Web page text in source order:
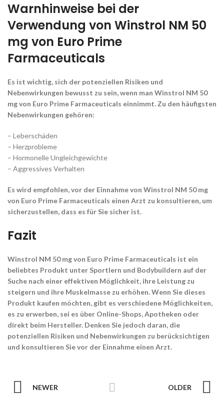
Warnhinweise bei der
Verwendung von Winstrol NM 50
mg von Euro Prime
Farmaceuticals
Es ist wichtig, sich der potenziellen Risiken und
Nebenwirkungen bewusst zu sein, wenn man Winstrol NM 50
mg von Euro Prime Farmaceuticals einnimmt. Zu den häufigsten
Nebenwirkungen gehören:
– Leberschäden
– Herzprobleme
– Hormonelle Ungleichgewichte
– Aggressives Verhalten
Es wird empfohlen, vor der Einnahme von Winstrol NM 50 mg
von Euro Prime Farmaceuticals einen Arzt zu konsultieren, um
sicherzustellen, dass es für Sie sicher ist.
Fazit
Winstrol NM 50 mg von Euro Prime Farmaceuticals ist ein
beliebtes Produkt unter Sportlern und Bodybuildern auf der
Suche nach einer effektiven Möglichkeit, ihre Leistung zu
steigern und ihre Muskelmasse zu erhöhen. Wenn Sie dieses
Produkt kaufen möchten, gibt es verschiedene Möglichkeiten,
es zu erwerben, sei es über Online-Shops, Apotheken oder
direkt beim Hersteller. Denken Sie jedoch daran, die
potenziellen Risiken und Nebenwirkungen zu berücksichtigen
und konsultieren Sie vor der Einnahme einen Arzt.
NEWER OLDER